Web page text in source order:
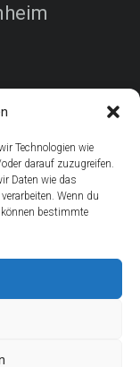
Technologien wie
darauf zuzugreifen.
Daten wie das
Wenn du
bestimmte